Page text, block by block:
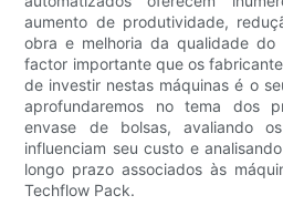
aumento de produtividade,
obra e melhoria da qualidade
factor importante que os
de investir nestas máquinas é o
aprofundaremos no tema dos
envase de bolsas, avaliando
influenciam seu custo e
longo prazo associados às
Techflow Pack.